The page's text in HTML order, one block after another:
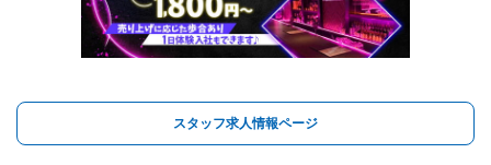
スタッフ求人情報ページ